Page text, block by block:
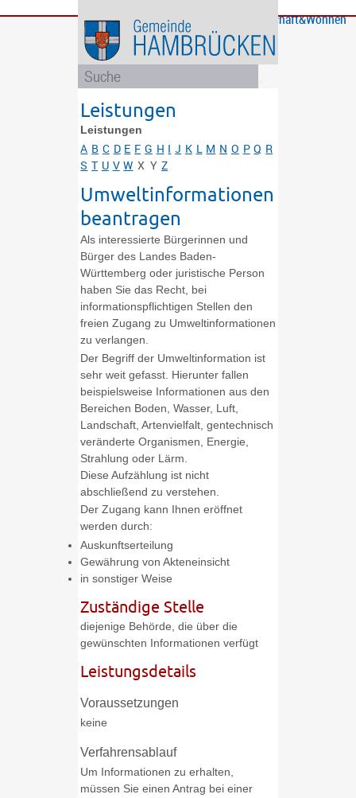
Bürgerservice
GemeindeBildung
und
Soziales
Rathaus
und
Politik
Wirtschaft&Wohnen
Leistungen
Leistungen
A B C D E F G H I J K L M N O P Q R
S T U V W X Y Z
Umweltinformationen
beantragen
Als interessierte Bürgerinnen und
Bürger des Landes Baden-
Württemberg oder juristische Person
haben Sie das Recht, bei
informationspflichtigen Stellen den
freien Zugang zu Umweltinformationen
zu verlangen.
Der Begriff der Umweltinformation ist
sehr weit gefasst. Hierunter fallen
beispielsweise Informationen aus den
Bereichen Boden, Wasser, Luft,
Landschaft, Artenvielfalt, gentechnisch
veränderte Organismen, Energie,
Strahlung oder Lärm
Diese Aufzählung ist nicht
abschließend zu verstehen.
Der Zugang kann Ihnen eröffnet
werden durch:
Auskunftserteilung
Gewährung von Akteneinsicht
in sonstiger Weise
Zuständige Stelle
diejenige Behörde, die über die
gewünschten Informationen verfügt
Leistungsdetails
Voraussetzungen
keine
Verfahrensablauf
Um Informationen zu erhalten,
müssen Sie einen Antrag bei einer